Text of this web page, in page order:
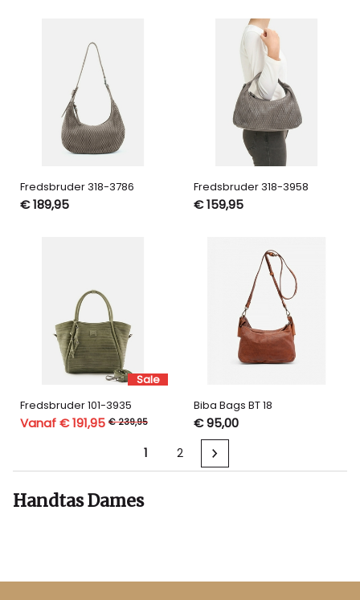
Fredsbruder 318-3786
€ 189,95
Fredsbruder 318-3958
€ 159,95
Sale
Fredsbruder 101-3935
Vanaf € 191,95 € 239,95
Biba Bags BT 18
€ 95,00
1 2
Handtas Dames